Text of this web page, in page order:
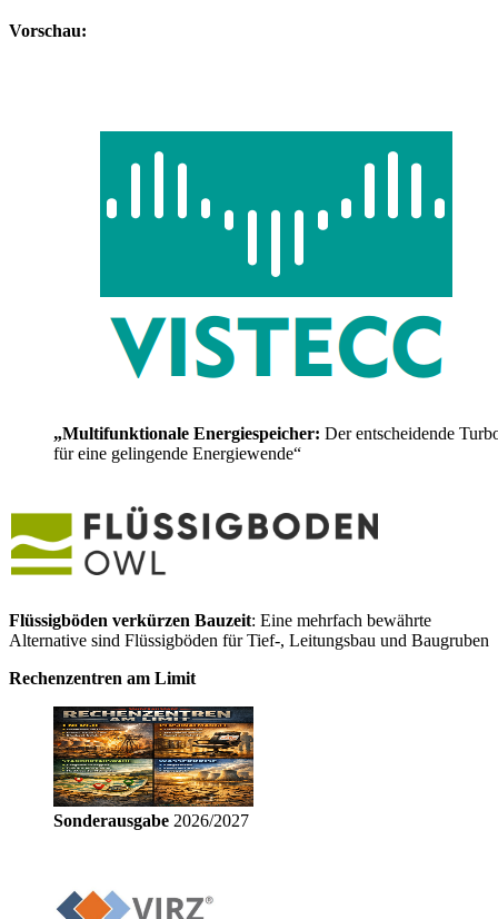
Vorschau:
„Multifunktionale Energiespeicher: Der entscheidende
für eine gelingende Energiewende“
Flüssigböden verkürzen Bauzeit: Eine mehrfach bewährte
Alternative sind Flüssigböden für Tief-, Leitungsbau und Baugruben
Rechenzentren am Limit
Sonderausgabe 2026/2027